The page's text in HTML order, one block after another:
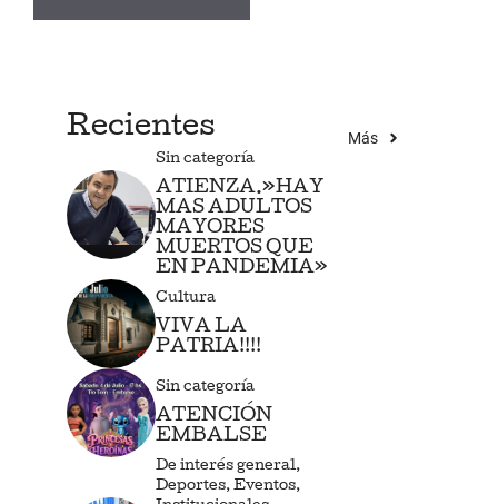
Recientes Más
Sin categoría
ATIENZA.»HAY
MAS ADULTOS
MAYORES
MUERTOS QUE
EN PANDEMIA»
Cultura
VIVA LA
PATRIA!!!!
Sin categoría
ATENCIÓN
EMBALSE
De interés general,
Deportes, Eventos,